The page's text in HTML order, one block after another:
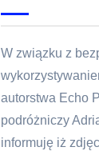
W związku z
autorstwa Echo
podróżniczy
informuję iż